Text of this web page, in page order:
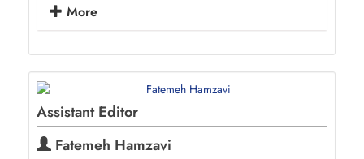
More
Assistant Editor
Fatemeh Hamzavi